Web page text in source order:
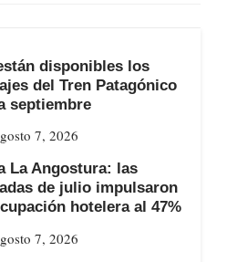
disponibles los
del Tren Patagónico
septiembre
7, 2026
La Angostura: las
de julio impulsaron
hotelera al 47%
7, 2026